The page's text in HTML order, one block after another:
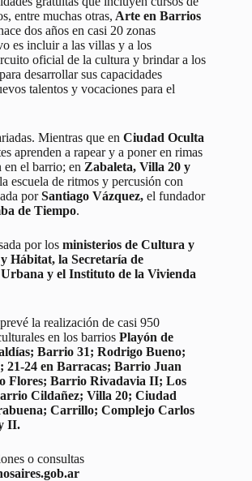
entre muchas otras, Arte en Barrios
dos años en casi 20 zonas
es incluir a las villas y a los
oficial de la cultura y brindar a los
desarrollar sus capacidades
talentos y vocaciones para el
Mientras que en Ciudad Oculta
aprenden a rapear y a poner en rimas
en el barrio; en Zabaleta, Villa 20 y
escuela de ritmos y percusión con
porSantiago Vázquez, el fundador
de Tiempo.
por los ministerios de Cultura y
Hábitat, la Secretaría de
y el Instituto de la Vivienda
la realización de casi 950
en los barrios Playón de
Barrio 31; Rodrigo Bueno;
24 en Barracas; Barrio Juan
Flores; Barrio Rivadavia II; Los
Cildañez; Villa 20; Ciudad
Carrillo; Complejo Carlos
II.
o consultas